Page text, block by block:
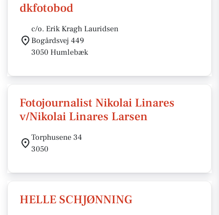
dkfotobod
c/o. Erik Kragh Lauridsen
Bogårdsvej 449
3050 Humlebæk
Fotojournalist Nikolai Linares
v/Nikolai Linares Larsen
Torphusene 34
3050
HELLE SCHJØNNING